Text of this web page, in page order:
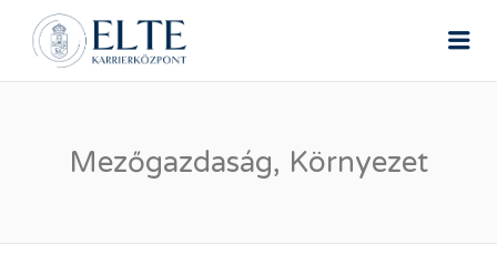
ELTE ÁLLÁSPORTÁL
Mezőgazdaság, Környezet